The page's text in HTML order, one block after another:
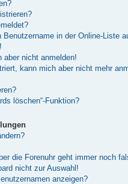
in der Online-Liste
aber nicht anmelden!
kann mich aber nicht mehr
löschen“-Funktion?
die Forenuhr geht immer noch
nicht zur Auswahl!
anzeigen?